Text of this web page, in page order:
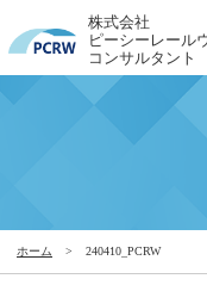
株式会社
ピーシーレール
コンサルタント
ホーム > 240410_PCRW